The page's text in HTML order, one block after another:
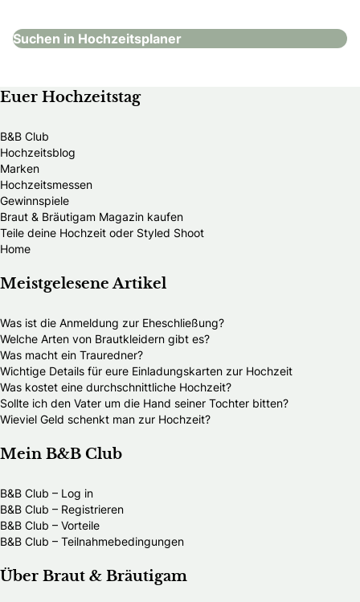
Suchen in Hochzeitsplaner
Euer Hochzeitstag
B&B Club
Hochzeitsblog
Marken
Hochzeitsmessen
Gewinnspiele
Braut & Bräutigam Magazin kaufen
Teile deine Hochzeit oder Styled Shoot
Home
Meistgelesene Artikel
Was ist die Anmeldung zur Eheschließung?
Welche Arten von Brautkleidern gibt es?
Was macht ein Trauredner?
Wichtige Details für eure Einladungskarten zur Hochzeit
Was kostet eine durchschnittliche Hochzeit?
Sollte ich den Vater um die Hand seiner Tochter bitten?
Wieviel Geld schenkt man zur Hochzeit?
Mein B&B Club
B&B Club – Log in
B&B Club – Registrieren
B&B Club – Vorteile
B&B Club – Teilnahmebedingungen
Über Braut & Bräutigam